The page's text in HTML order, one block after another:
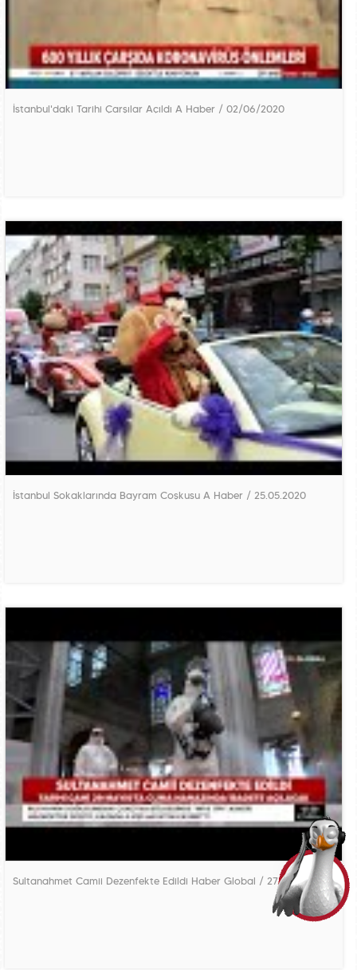
İstanbul'daki Tarihi Çarşılar Açıldı A Haber / 02/06/2020
İstanbul Sokaklarında Bayram Coşkusu A Haber / 25.05.2020
Sultanahmet Camii Dezenfekte Edildi Haber Global / 27.05.2020